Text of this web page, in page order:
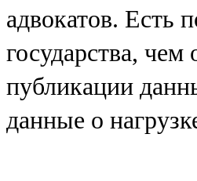
адвокатов. Есть
государства,
публикации
данные о